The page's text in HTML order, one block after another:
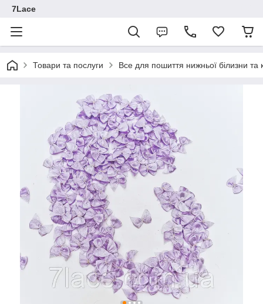
7Lace
Товари та послуги Все для пошиття нижньої білизни та